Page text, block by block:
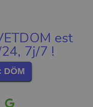
est
7j/7 !
DÖM